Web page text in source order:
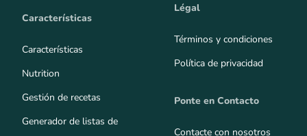
Características
Características
Nutrition
Gestión de recetas
Generador de listas de
Légal
Términos y condiciones
Política de privacidad
Ponte en Contacto
Contacte con nosotros